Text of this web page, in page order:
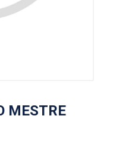
MESTRE